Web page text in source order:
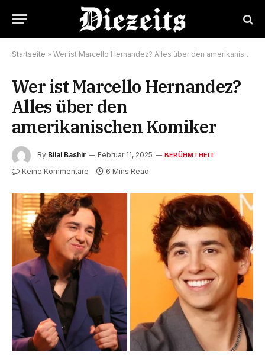
Startseite » Wer ist Marcello Hernandez? Alles über den amerikanischen Komiker
Wer ist Marcello Hernandez?
Alles über den
amerikanischen Komiker
By Bilal Bashir Februar 11, 2025 BERÜHMTHEIT
Keine Kommentare 6 Mins Read